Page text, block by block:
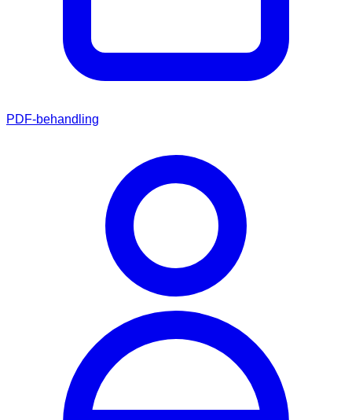
PDF-behandling